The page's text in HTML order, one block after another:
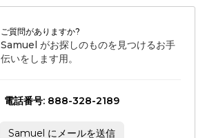
ご質問がありますか?
Samuel がお探しのものを見つけるお手
伝いをします用。
電話番号: 888-328-2189
Samuel にメールを送信